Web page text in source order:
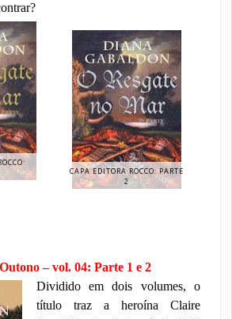
CAPA EDITORA ROCCO: PARTE
2
– vol. 04: Parte 1 e 2
Dividido em dois volumes, o
título traz a heroína Claire